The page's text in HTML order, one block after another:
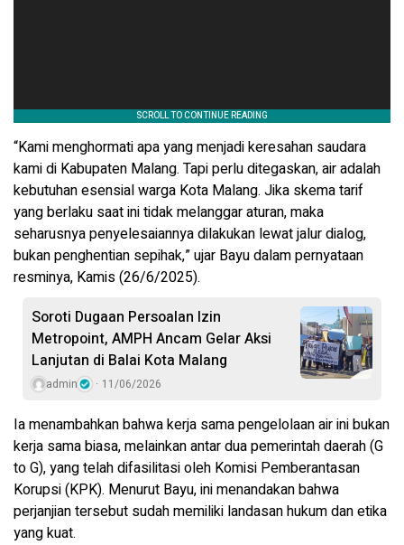
“Kami menghormati apa yang menjadi keresahan saudara
kami di Kabupaten Malang. Tapi perlu ditegaskan, air adalah
kebutuhan esensial warga Kota Malang. Jika skema tarif
yang berlaku saat ini tidak melanggar aturan, maka
seharusnya penyelesaiannya dilakukan lewat jalur dialog,
bukan penghentian sepihak,” ujar Bayu dalam pernyataan
resminya, Kamis (26/6/2025).
Soroti Dugaan Persoalan Izin
Metropoint, AMPH Ancam Gelar Aksi
Lanjutan di Balai Kota Malang
admin 11/06/2026
Ia menambahkan bahwa kerja sama pengelolaan air ini bukan
kerja sama biasa, melainkan antar dua pemerintah daerah (G
to G), yang telah difasilitasi oleh Komisi Pemberantasan
Korupsi (KPK). Menurut Bayu, ini menandakan bahwa
perjanjian tersebut sudah memiliki landasan hukum dan etika
yang kuat.